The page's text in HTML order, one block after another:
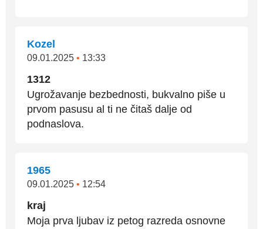
Kozel
09.01.2025 • 13:33
1312
Ugrožavanje bezbednosti, bukvalno piše u
prvom pasusu al ti ne čitaš dalje od
podnaslova.
1965
09.01.2025 • 12:54
kraj
Moja prva ljubav iz petog razreda osnovne